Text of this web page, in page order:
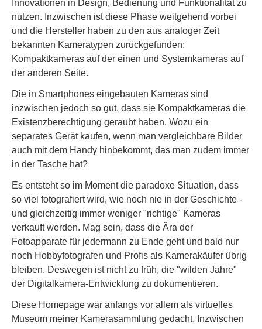
Innovationen in Design, Bedienung und Funktionalität zu
nutzen. Inzwischen ist diese Phase weitgehend vorbei
und die Hersteller haben zu den aus analoger Zeit
bekannten Kameratypen zurückgefunden:
Kompaktkameras auf der einen und Systemkameras auf
der anderen Seite.
Die in Smartphones eingebauten Kameras sind
inzwischen jedoch so gut, dass sie Kompaktkameras die
Existenzberechtigung geraubt haben. Wozu ein
separates Gerät kaufen, wenn man vergleichbare Bilder
auch mit dem Handy hinbekommt, das man zudem immer
in der Tasche hat?
Es entsteht so im Moment die paradoxe Situation, dass
so viel fotografiert wird, wie noch nie in der Geschichte -
und gleichzeitig immer weniger "richtige" Kameras
verkauft werden. Mag sein, dass die Ära der
Fotoapparate für jedermann zu Ende geht und bald nur
noch Hobbyfotografen und Profis als Kamerakäufer übrig
bleiben. Deswegen ist nicht zu früh, die "wilden Jahre"
der Digitalkamera-Entwicklung zu dokumentieren.
Diese Homepage war anfangs vor allem als virtuelles
Museum meiner Kamerasammlung gedacht. Inzwischen